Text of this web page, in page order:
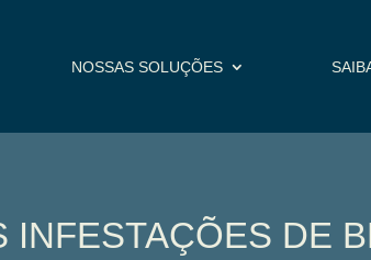
NOSSAS SOLUÇÕES
INFESTAÇÕES DE